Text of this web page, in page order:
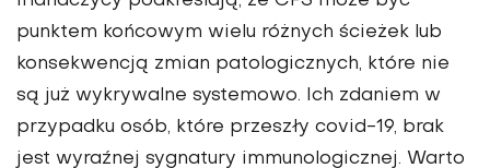
punktem końcowym wielu różnych ścieżek lub
konsekwencją zmian patologicznych, które nie
są już wykrywalne systemowo. Ich zdaniem w
przypadku osób, które przeszły covid-19, brak
jest wyraźnej sygnatury immunologicznej. Warto